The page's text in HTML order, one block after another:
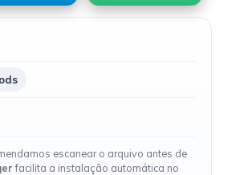
escanear o arquivo antes de
facilita a instalação automática no